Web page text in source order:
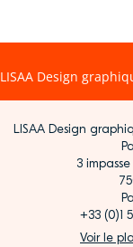
LISAA Design
LISAA Design
3
+33 (0)1
Voir le